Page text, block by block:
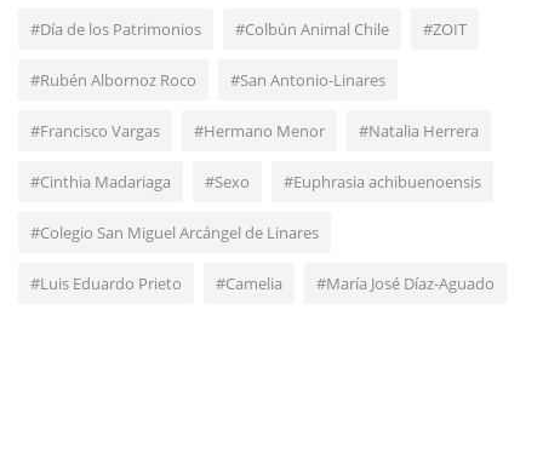
#Día de los Patrimonios #Colbún Animal Chile #ZOIT
#Rubén Albornoz Roco #San Antonio-Linares
#Francisco Vargas #Hermano Menor #Natalia Herrera
#Cinthia Madariaga #Sexo #Euphrasia achibuenoensis
#Colegio San Miguel Arcángel de Linares
#Luis Eduardo Prieto #Camelia #María José Díaz-Aguado